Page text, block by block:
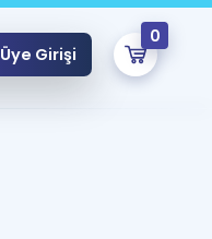
Üye Girişi
0